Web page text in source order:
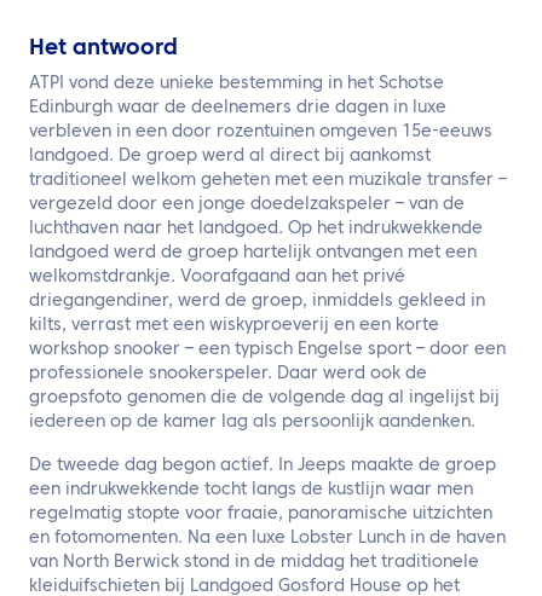
Het antwoord
ATPI vond deze unieke bestemming in het Schotse
Edinburgh waar de deelnemers drie dagen in luxe
verbleven in een door rozentuinen omgeven 15e-eeuws
landgoed. De groep werd al direct bij aankomst
traditioneel welkom geheten met een muzikale transfer –
vergezeld door een jonge doedelzakspeler – van de
luchthaven naar het landgoed. Op het indrukwekkende
landgoed werd de groep hartelijk ontvangen met een
welkomstdrankje. Voorafgaand aan het privé
driegangendiner, werd de groep, inmiddels gekleed in
kilts, verrast met een wiskyproeverij en een korte
workshop snooker – een typisch Engelse sport – door een
professionele snookerspeler. Daar werd ook de
groepsfoto genomen die de volgende dag al ingelijst bij
iedereen op de kamer lag als persoonlijk aandenken.
De tweede dag begon actief. In Jeeps maakte de groep
een indrukwekkende tocht langs de kustlijn waar men
regelmatig stopte voor fraaie, panoramische uitzichten
en fotomomenten. Na een luxe Lobster Lunch in de haven
van North Berwick stond in de middag het traditionele
kleiduifschieten bij Landgoed Gosford House op het